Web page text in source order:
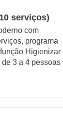
serviços)
com
programa
Higienizar
3 a 4 pessoas